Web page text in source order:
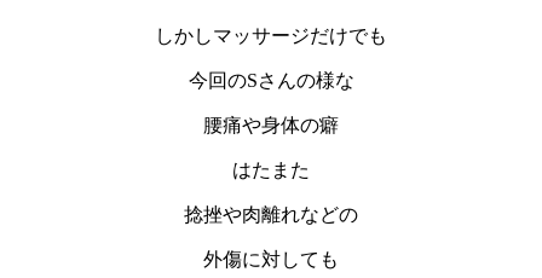
しかしマッサージだけでも
今回のSさんの様な
腰痛や身体の癖
はたまた
捻挫や肉離れなどの
外傷に対しても